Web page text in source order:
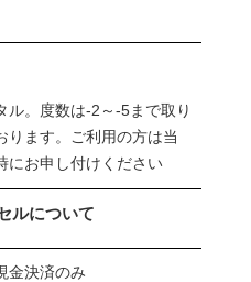
ル。度数は-2～-5まで取り
ります。ご利用の方は当
にお申し付けください
ルについて
金決済のみ